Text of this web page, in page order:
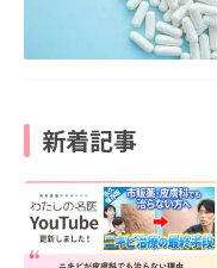
新着記事